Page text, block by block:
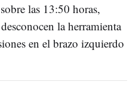
las 13:50 horas,
la herramienta
en el brazo izquierdo